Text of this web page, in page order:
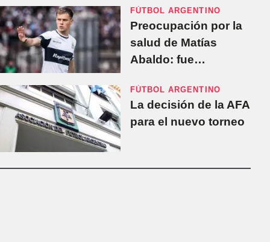
llegó Messi..."
FÚTBOL ARGENTINO
Preocupación por la
salud de Matías
Abaldo: fue
pretemporada
FÚTBOL ARGENTINO
La decisión de la AFA
para el nuevo torneo